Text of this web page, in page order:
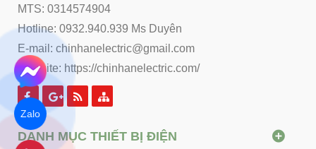
MTS: 0314574904
Hotline: 0932.940.939 Ms Duyên
E-mail: chinhanelectric@gmail.com
Website: https://chinhanelectric.com/
DANH MỤC THIẾT BỊ ĐIỆN
Zalo